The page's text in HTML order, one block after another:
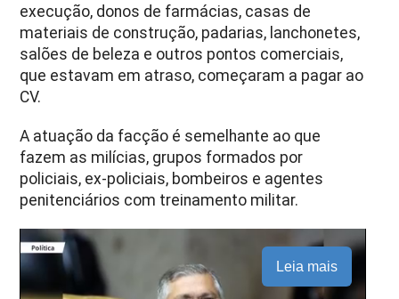
execução, donos de farmácias, casas de
materiais de construção, padarias, lanchonetes,
salões de beleza e outros pontos comerciais,
que estavam em atraso, começaram a pagar ao
CV.
A atuação da facção é semelhante ao que
fazem as milícias, grupos formados por
policiais, ex-policiais, bombeiros e agentes
penitenciários com treinamento militar.
Leia mais